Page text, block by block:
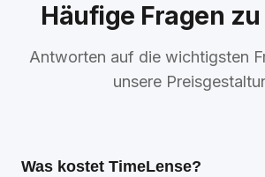
Häufige Fragen zu
Antworten auf die wichtigsten
unsere
Was kostet TimeLense?